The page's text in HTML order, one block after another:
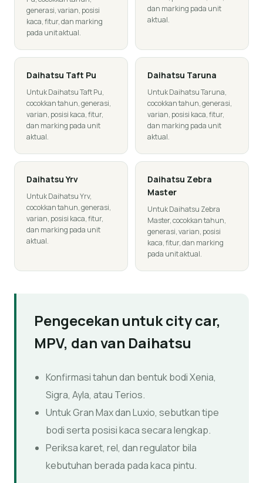
generasi, varian, posisi
kaca, fitur, dan marking
pada unit aktual.
dan marking pada unit
aktual.
Daihatsu Taft Pu
Untuk Daihatsu Taft Pu,
cocokkan tahun, generasi,
varian, posisi kaca, fitur,
dan marking pada unit
aktual.
Daihatsu Taruna
Untuk Daihatsu Taruna,
cocokkan tahun, generasi,
varian, posisi kaca, fitur,
dan marking pada unit
aktual.
Daihatsu Yrv
Untuk Daihatsu Yrv,
cocokkan tahun, generasi,
varian, posisi kaca, fitur,
dan marking pada unit
aktual.
Daihatsu Zebra
Master
Untuk Daihatsu Zebra
Master, cocokkan tahun,
generasi, varian, posisi
kaca, fitur, dan marking
pada unit aktual.
Pengecekan untuk city car,
MPV, dan van Daihatsu
Konfirmasi tahun dan bentuk bodi Xenia,
Sigra, Ayla, atau Terios.
Untuk Gran Max dan Luxio, sebutkan tipe
bodi serta posisi kaca secara lengkap.
Periksa karet, rel, dan regulator bila
kebutuhan berada pada kaca pintu.